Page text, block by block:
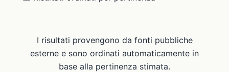
I risultati provengono da fonti pubbliche
esterne e sono ordinati automaticamente in
base alla pertinenza stimata.